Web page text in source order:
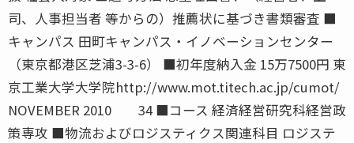
司、人事担当者 等からの）推薦状に基づき書類審査 ■
キャンパス 田町キャンパス・イノベーションセンター
（東京都港区芝浦3-3-6） ■初年度納入金 15万7500円 東
京工業大学大学院http://www.mot.titech.ac.jp/cumot/
NOVEMBER 2010 34 ■コース 経済経営研究科経営政
策専攻 ■物流およびロジスティクス関連科目 ロジステ